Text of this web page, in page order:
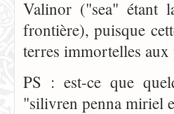
Valinor ("sea" étant
frontière), puisque
terres immortelles
PS : est-ce que
"silivren penna miriel